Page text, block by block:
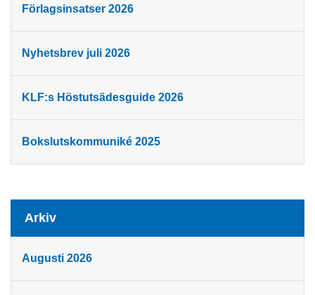
Förlagsinsatser 2026
Nyhetsbrev juli 2026
KLF:s Höstutsädesguide 2026
Bokslutskommuniké 2025
Arkiv
Augusti 2026